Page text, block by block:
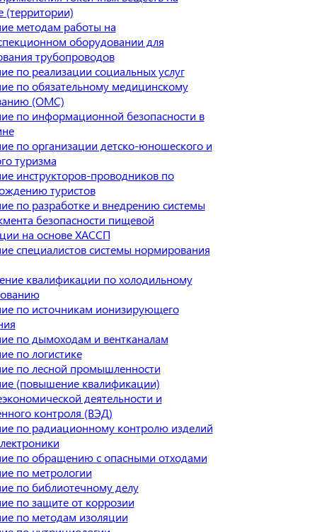
(территории)
методам работы на
оборудовании для
трубопроводов
по реализации социальных услуг
по обязательному медицинскому
(ОМС)
по информационной безопасности в
по организации детско-юношеского и
туризма
инструкторов-проводников по
туристов
по разработке и внедрению системы
безопасности пищевой
на основе ХАССП
специалистов системы нормирования
квалификации по холодильному
по источникам ионизирующего
по дымоходам и вентканалам
по логистике
по лесной промышленности
(повышение квалификации)
деятельности и
контроля (ВЭД)
по радиационному контролю изделий
по обращению с опасными отходами
по метрологии
по библиотечному делу
по защите от коррозии
по методам изоляции